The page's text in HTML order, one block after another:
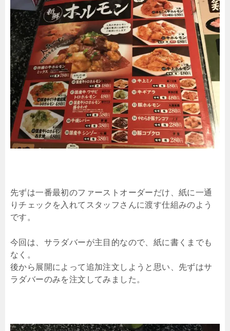
先ずは一番最初のファーストオーダーだけ、紙に一通
りチェックを入れてスタッフさんに渡す仕組みのよう
です。
今回は、サラダバーが主目的なので、紙に書くまでも
なく。
後から展開によって追加注文しようと思い、先ずはサ
ラダバーのみを注文してみました。